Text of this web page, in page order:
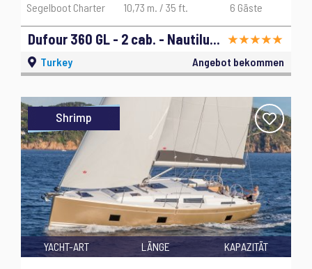
Dufour 360 GL - 2 cab. - Nautilus - 2019
Segelboot Charter 10,73 m. / 35 ft. 6 Gäste
Turkey Angebot bekommen
Shrimp
YACHT-ART LÄNGE KAPAZITÄT